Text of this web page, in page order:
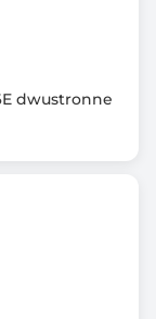
dwustronne